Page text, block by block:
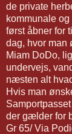
de private
kommunale
først åbner for
dag, hvor man
Miam DoDo,
undervejs,
næsten alt
Hvis man
der gælder for
Gr 65/ Via